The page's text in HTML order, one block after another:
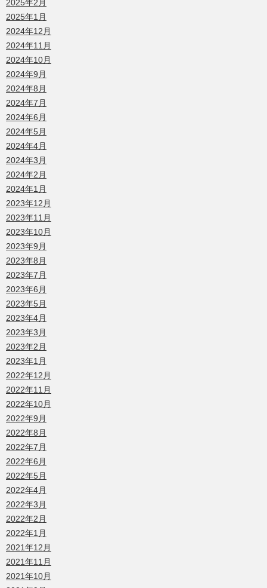
2025年2月
2025年1月
2024年12月
2024年11月
2024年10月
2024年9月
2024年8月
2024年7月
2024年6月
2024年5月
2024年4月
2024年3月
2024年2月
2024年1月
2023年12月
2023年11月
2023年10月
2023年9月
2023年8月
2023年7月
2023年6月
2023年5月
2023年4月
2023年3月
2023年2月
2023年1月
2022年12月
2022年11月
2022年10月
2022年9月
2022年8月
2022年7月
2022年6月
2022年5月
2022年4月
2022年3月
2022年2月
2022年1月
2021年12月
2021年11月
2021年10月